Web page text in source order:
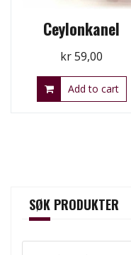
Ceylonkanel
kr59,00
Add to cart
SØK PRODUKTER